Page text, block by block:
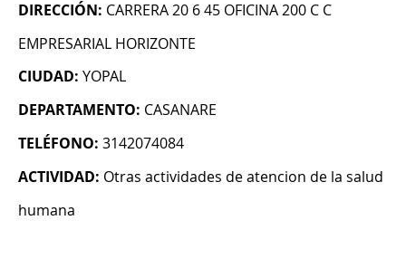
DIRECCIÓN: CARRERA 20 6 45 OFICINA 200 C C
EMPRESARIAL HORIZONTE
CIUDAD: YOPAL
DEPARTAMENTO: CASANARE
TELÉFONO: 3142074084
ACTIVIDAD: Otras actividades de atencion de la salud
humana